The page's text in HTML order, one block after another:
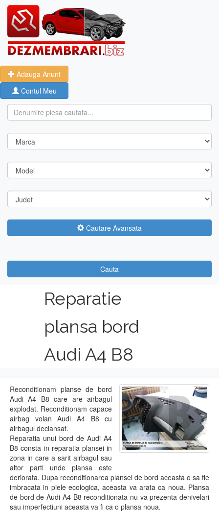
Adauga Anunt
Contul Meu
Cautare Avansata
Cauta
Reparatie
plansa bord
Audi A4 B8
Reconditionam planse de bord
Audi A4 B8 care are airbagul
explodat. Reconditionam capace
airbag volan Audi A4 B8 cu
airbagul declansat.
Reparatia unui bord de Audi A4
B8 consta in reparatia plansei in
zona in care a sarit airbagul sau
altor parti unde plansa este
deriorata. Dupa reconditionarea plansei de bord aceasta o sa fie
imbracata in piele ecologica, aceasta va arata ca noua. Plansa
de bord de Audi A4 B8 reconditionata nu va prezenta denivelari
sau imperfectiuni aceasta va fi ca o plansa noua.